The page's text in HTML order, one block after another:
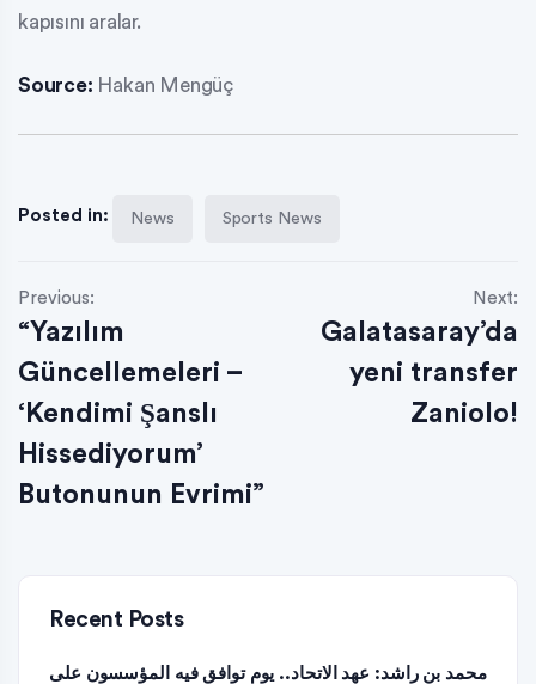
kapısını aralar.
Source: Hakan Mengüç
Posted in: News Sports News
Previous:
“Yazılım
Güncellemeleri –
‘Kendimi Şanslı
Hissediyorum’
Butonunun Evrimi”
Next:
Galatasaray’da
yeni transfer
Zaniolo!
Recent Posts
محمد بن راشد: عهد الاتحاد.. يوم توافق فيه المؤسسون على